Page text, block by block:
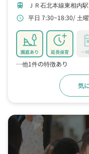
train ＪＲ石北本線東相内
schedule 平日 7:30~18:30 土
園庭あり 延長保育 一
…他1件の特徴あり
気